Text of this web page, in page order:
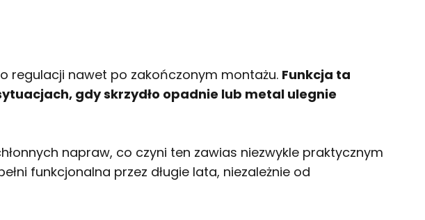
regulacji nawet po zakończonym montażu. Funkcja ta
gdy skrzydło opadnie lub metal ulegnie
napraw, co czyni ten zawias niezwykle praktycznym
funkcjonalna przez długie lata, niezależnie od